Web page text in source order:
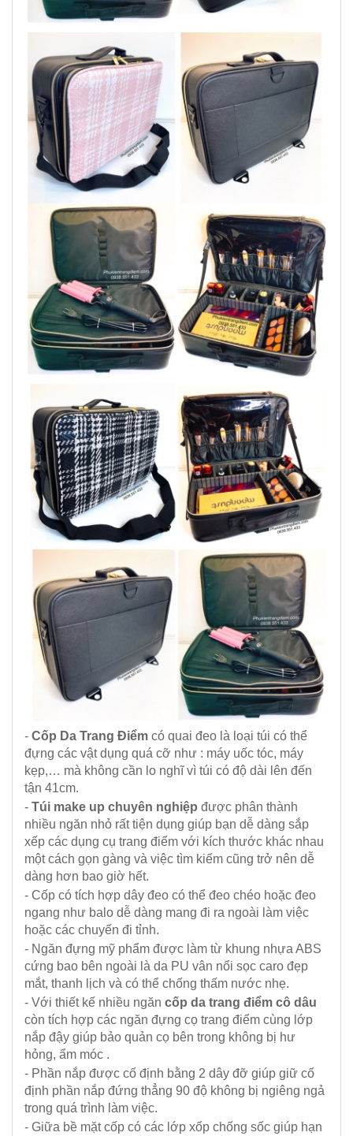
- Cốp Da Trang Điểm có quai đeo là loại túi có thể
đựng các vật dụng quá cỡ như : máy uốc tóc, máy
kẹp,… mà không cần lo nghĩ vì túi có độ dài lên đến
tận 41cm.
- Túi make up chuyên nghiệp được phân thành
nhiều ngăn nhỏ rất tiện dụng giúp bạn dễ dàng sắp
xếp các dụng cụ trang điểm với kích thước khác nhau
một cách gọn gàng và việc tìm kiếm cũng trở nên dễ
dàng hơn bao giờ hết.
- Cốp có tích hợp dây đeo có thể đeo chéo hoặc đeo
ngang như balo dễ dàng mang đi ra ngoài làm việc
hoặc các chuyến đi tỉnh.
- Ngăn đựng mỹ phẩm được làm từ khung nhựa ABS
cứng bao bên ngoài là da PU vân nổi sọc caro đẹp
mắt, thanh lịch và có thể chống thấm nước nhẹ.
- Với thiết kế nhiều ngăn cốp da trang điểm cô dâu
còn tích hợp các ngăn đựng cọ trang điểm cùng lớp
nắp đậy giúp bảo quản cọ bên trong không bị hư
hỏng, ẩm móc .
- Phần nắp được cố định bằng 2 dây đỡ giúp giữ cố
định phần nắp đứng thẳng 90 độ không bị ngiêng ngả
trong quá trình làm việc.
- Giữa bề mặt cốp có các lớp xốp chống sốc giúp hạn